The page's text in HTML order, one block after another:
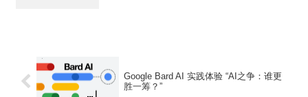
Google Bard AI 实践体验 “AI之争：谁更
胜一筹？”